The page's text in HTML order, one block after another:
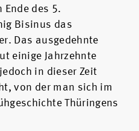
Ende des 5.
Bisinus das
Das ausgedehnte
einige Jahrzehnte
in dieser Zeit
von der man sich im
Thüringens